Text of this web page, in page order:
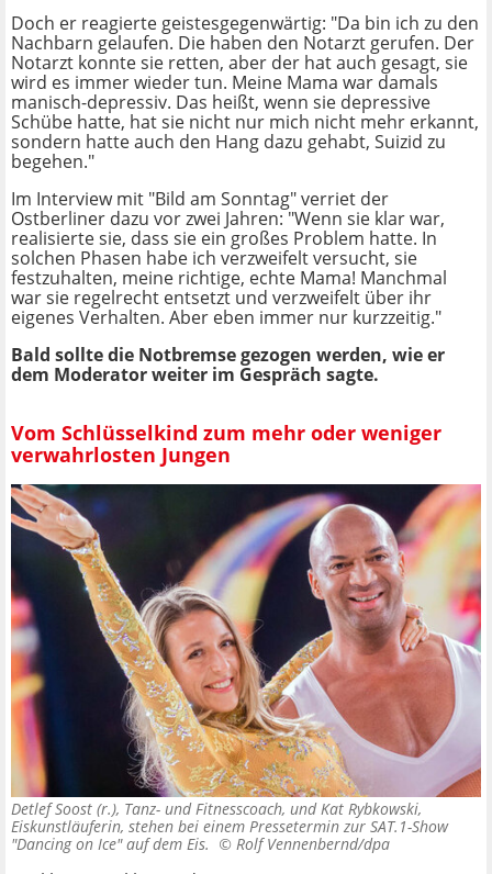
Doch er reagierte geistesgegenwärtig: "Da bin ich zu den
Nachbarn gelaufen. Die haben den Notarzt gerufen. Der
Notarzt konnte sie retten, aber der hat auch gesagt, sie
wird es immer wieder tun. Meine Mama war damals
manisch-depressiv. Das heißt, wenn sie depressive
Schübe hatte, hat sie nicht nur mich nicht mehr erkannt,
sondern hatte auch den Hang dazu gehabt, Suizid zu
begehen."
Im Interview mit "Bild am Sonntag" verriet der
Ostberliner dazu vor zwei Jahren: "Wenn sie klar war,
realisierte sie, dass sie ein großes Problem hatte. In
solchen Phasen habe ich verzweifelt versucht, sie
festzuhalten, meine richtige, echte Mama! Manchmal
war sie regelrecht entsetzt und verzweifelt über ihr
eigenes Verhalten. Aber eben immer nur kurzzeitig."
Bald sollte die Notbremse gezogen werden, wie er
dem Moderator weiter im Gespräch sagte.
Vom Schlüsselkind zum mehr oder weniger
verwahrlosten Jungen
Detlef Soost (r.), Tanz- und Fitnesscoach, und Kat Rybkowski,
Eiskunstläuferin, stehen bei einem Pressetermin zur SAT.1-Show
"Dancing on Ice" auf dem Eis. © Rolf Vennenbernd/dpa